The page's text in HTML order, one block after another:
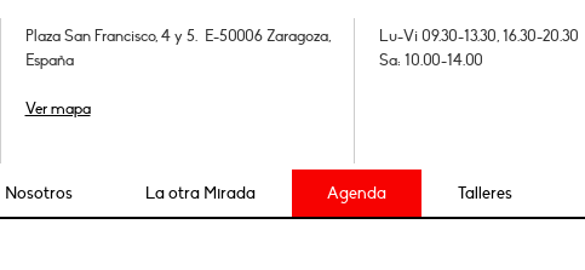
Plaza San Francisco, 4 y 5. E-50006 Zaragoza,
España
Ver mapa
Lu-Vi 09.30-13.30, 16.30-20.30
Sa: 10.00-14.00
Nosotros La otra Mirada Agenda Talleres